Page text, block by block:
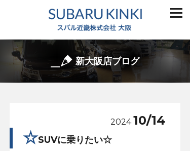
新大阪店ブログ
202410/14
☆SUVに乗りたい☆